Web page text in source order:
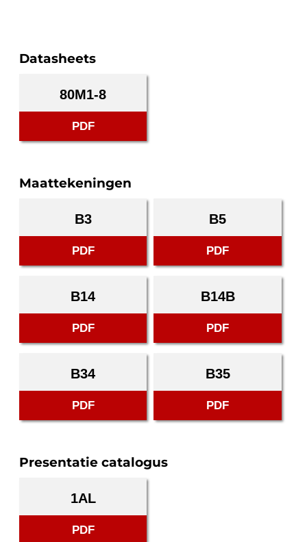
Datasheets
80M1-8
PDF
Maattekeningen
B3
PDF
B5
PDF
B14
PDF
B14B
PDF
B34
PDF
B35
PDF
Presentatie catalogus
1AL
PDF